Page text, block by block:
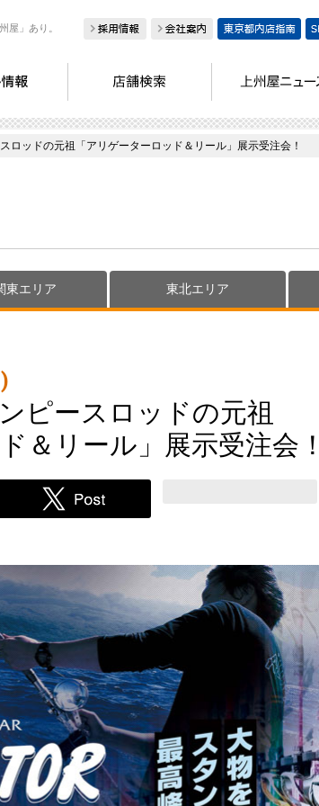
屋」あり。
ロッドの元祖「アリゲーターロッド＆リール」展示受注会！
東エリア 東北エリア
ピースロッドの元祖
＆リール」展示受注会！